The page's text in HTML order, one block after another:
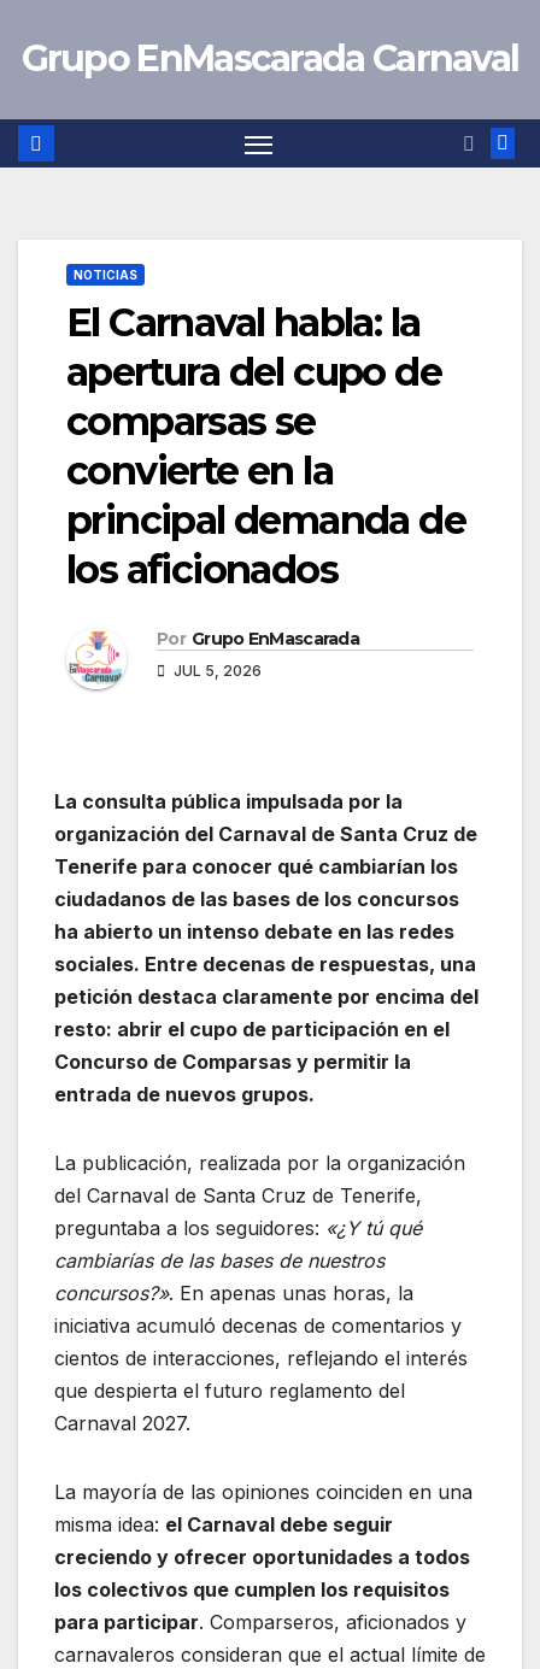
Grupo EnMascarada Carnaval
NOTICIAS
El Carnaval habla: la
apertura del cupo de
comparsas se
convierte en la
principal demanda de
los aficionados
Por Grupo EnMascarada
JUL 5, 2026
La consulta pública impulsada por la
organización del Carnaval de Santa Cruz de
Tenerife para conocer qué cambiarían los
ciudadanos de las bases de los concursos
ha abierto un intenso debate en las redes
sociales. Entre decenas de respuestas, una
petición destaca claramente por encima del
resto: abrir el cupo de participación en el
Concurso de Comparsas y permitir la
entrada de nuevos grupos.
La publicación, realizada por la organización
del Carnaval de Santa Cruz de Tenerife,
preguntaba a los seguidores: «¿Y tú qué
cambiarías de las bases de nuestros
concursos?». En apenas unas horas, la
iniciativa acumuló decenas de comentarios y
cientos de interacciones, reflejando el interés
que despierta el futuro reglamento del
Carnaval 2027.
La mayoría de las opiniones coinciden en una
misma idea: el Carnaval debe seguir
creciendo y ofrecer oportunidades a todos
los colectivos que cumplen los requisitos
para participar. Comparseros, aficionados y
carnavaleros consideran que el actual límite de